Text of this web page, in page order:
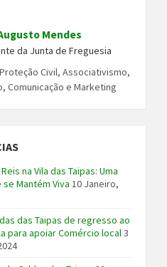
Mendes
da Junta de Freguesia
Civil, Associativismo,
Comunicação e Marketing
na Vila das Taipas: Uma
se Mantém Viva 10 Janeiro,
das Taipas de regresso ao
para apoiar Comércio local3